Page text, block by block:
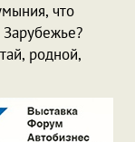
что
родной,